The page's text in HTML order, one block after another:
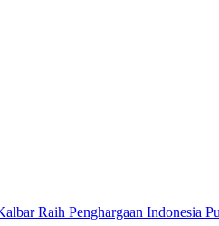
Penghargaan Indonesia Public